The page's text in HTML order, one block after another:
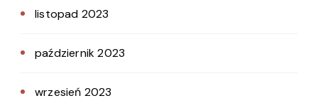
listopad 2023
październik 2023
wrzesień 2023